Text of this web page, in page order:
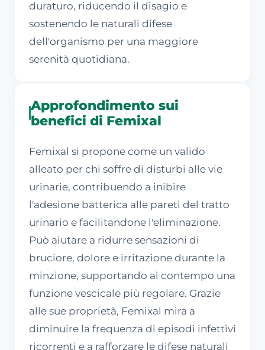
duraturo, riducendo il disagio e
sostenendo le naturali difese
dell'organismo per una maggiore
serenità quotidiana.
Approfondimento sui
benefici di Femixal
Femixal si propone come un valido
alleato per chi soffre di disturbi alle vie
urinarie, contribuendo a inibire
l'adesione batterica alle pareti del tratto
urinario e facilitandone l'eliminazione.
Può aiutare a ridurre sensazioni di
bruciore, dolore e irritazione durante la
minzione, supportando al contempo una
funzione vescicale più regolare. Grazie
alle sue proprietà, Femixal mira a
diminuire la frequenza di episodi infettivi
ricorrenti e a rafforzare le difese naturali